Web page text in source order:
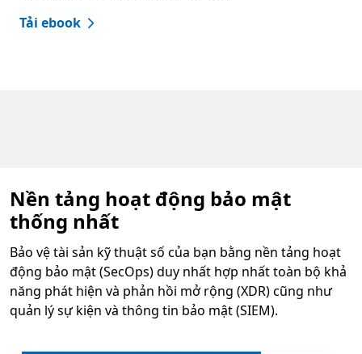
Tải ebook
Nền tảng hoạt động bảo mật
thống nhất
Bảo vệ tài sản kỹ thuật số của bạn bằng nền tảng hoạt
động bảo mật (SecOps) duy nhất hợp nhất toàn bộ khả
năng phát hiện và phản hồi mở rộng (XDR) cũng như
quản lý sự kiện và thông tin bảo mật (SIEM).